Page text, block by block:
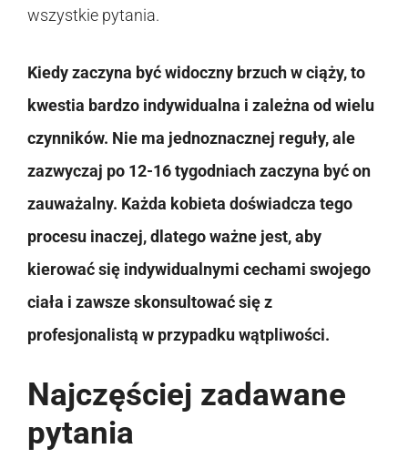
wszystkie pytania.
Kiedy zaczyna być widoczny brzuch w ciąży, to
kwestia bardzo indywidualna i zależna od wielu
czynników. Nie ma jednoznacznej reguły, ale
zazwyczaj po 12-16 tygodniach zaczyna być on
zauważalny. Każda kobieta doświadcza tego
procesu inaczej, dlatego ważne jest, aby
kierować się indywidualnymi cechami swojego
ciała i zawsze skonsultować się z
profesjonalistą w przypadku wątpliwości.
Najczęściej zadawane
pytania